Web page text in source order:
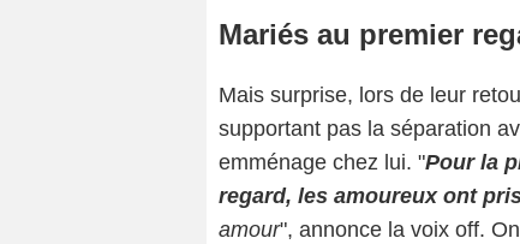
Mariés au premier
Mais surprise, lors de leur
supportant pas la séparation
emménage chez lui. "Pour la
regard, les amoureux ont
amour", annonce la voix off.